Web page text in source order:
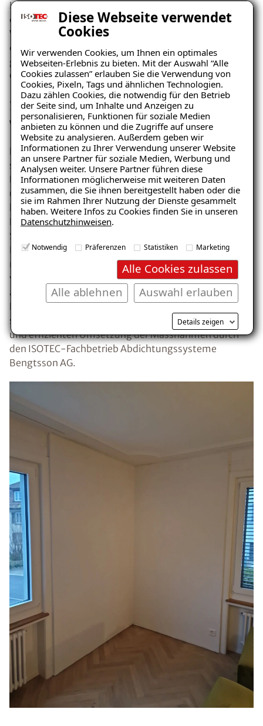
Diese Webseite verwendet
Cookies
Wir verwenden Cookies, um Ihnen ein optimales
Webseiten-Erlebnis zu bieten. Mit der Auswahl “Alle
Cookies zulassen” erlauben Sie die Verwendung von
Cookies, Pixeln, Tags und ähnlichen Technologien.
Dazu zählen Cookies, die notwendig für den Betrieb
der Seite sind, um Inhalte und Anzeigen zu
personalisieren, Funktionen für soziale Medien
anbieten zu können und die Zugriffe auf unsere
Website zu analysieren. Außerdem geben wir
Informationen zu Ihrer Verwendung unserer Website
an unsere Partner für soziale Medien, Werbung und
Analysen weiter. Unsere Partner führen diese
Informationen möglicherweise mit weiteren Daten
zusammen, die Sie ihnen bereitgestellt haben oder die
sie im Rahmen Ihrer Nutzung der Dienste gesammelt
haben. Weitere Infos zu Cookies finden Sie in unseren
Datenschutzhinweisen.
Notwendig Präferenzen Statistiken Marketing
Alle Cookies zulassen
Auswahl erlauben
Alle ablehnen
Details zeigen
Kombination aus Klimaplatte und Kalkputz sorgt für
ein gesundes Raumklima und verbesserte die
Wärmedämmung des Gebäudes erheblich. So wurde
eine dauerhafte und optisch harmonische Lösung
geschaffen, die den Anforderungen des historischen
Gebäudes gerecht wurde.
Schimmelfreies und gesundes
Wohnen in Zürich dank ISOTEC
Nach Abschluss der Sanierungsarbeiten präsentierte
sich die Wohnung in Zürich in einem völlig neuen Licht.
Die zuvor betroffenen Räume waren nun schimmelfrei
und boten ein gesundes Wohnklima. Die Klimaplatten
hatten ihre Wirkung gezeigt, indem sie die
Kondensationsfeuchte regulierten und somit die
Schimmelbildung dauerhaft verhinderten. Die
Bewohner konnten die Räume wieder uneingeschränkt
nutzen, ohne gesundheitliche Bedenken. Die
verbesserte Wärmedämmung trug zusätzlich zu einem
angenehmen Raumklima bei, was den
Energieverbrauch senkte und die Wohnqualität
steigerte. Der Kunde war begeistert von der schnellen
und effizienten Umsetzung der Massnahmen durch
den ISOTEC-Fachbetrieb Abdichtungssysteme
Bengtsson AG.